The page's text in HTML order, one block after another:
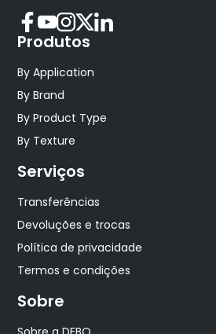
Produtos
By Application
By Brand
By Product Type
By Texture
Serviços
Transferências
Devoluções e trocas
Política de privacidade
Termos e condições
Sobre